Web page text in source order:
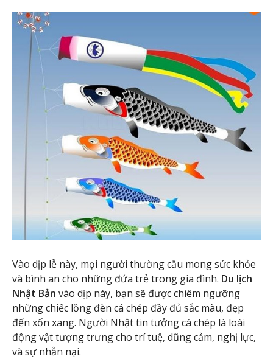
Vào dịp lễ này, mọi người thường cầu mong sức khỏe
và bình an cho những đứa trẻ trong gia đình. Du lịch
Nhật Bản vào dịp này, bạn sẽ được chiêm ngưỡng
những chiếc lồng đèn cá chép đầy đủ sắc màu, đẹp
đến xốn xang. Người Nhật tin tưởng cá chép là loài
động vật tượng trưng cho trí tuệ, dũng cảm, nghị lực,
và sự nhẫn nại.